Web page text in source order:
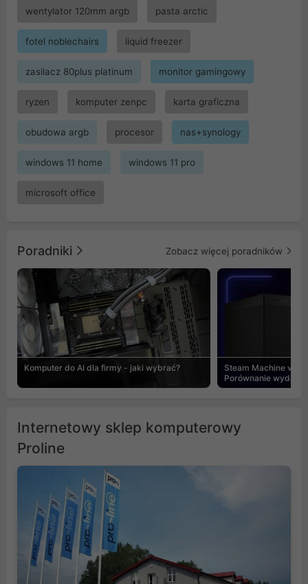
wentylator 120mm argb pasta arctic
fotel noblechairs liquid freezer
zasilacz 80plus platinum monitor gamingowy
ryzen komputer zenpc karta graficzna
obudowa argb procesor nas+synology
windows 11 home windows 11 pro
microsoft office
Poradniki Zobacz więcej poradników
Komputer do AI dla firmy - jaki wybrać?
Steam Machine vs
Porównanie
Internetowy sklep komputerowy
Proline